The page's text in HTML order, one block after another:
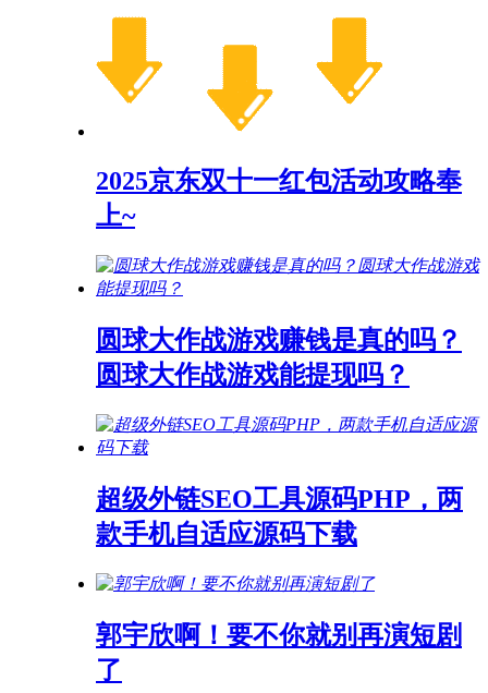
2025京东双十一红包活动攻略奉
上~
圆球大作战游戏赚钱是真的吗？
圆球大作战游戏能提现吗？
超级外链SEO工具源码PHP，两
款手机自适应源码下载
郭宇欣啊！要不你就别再演短剧
了